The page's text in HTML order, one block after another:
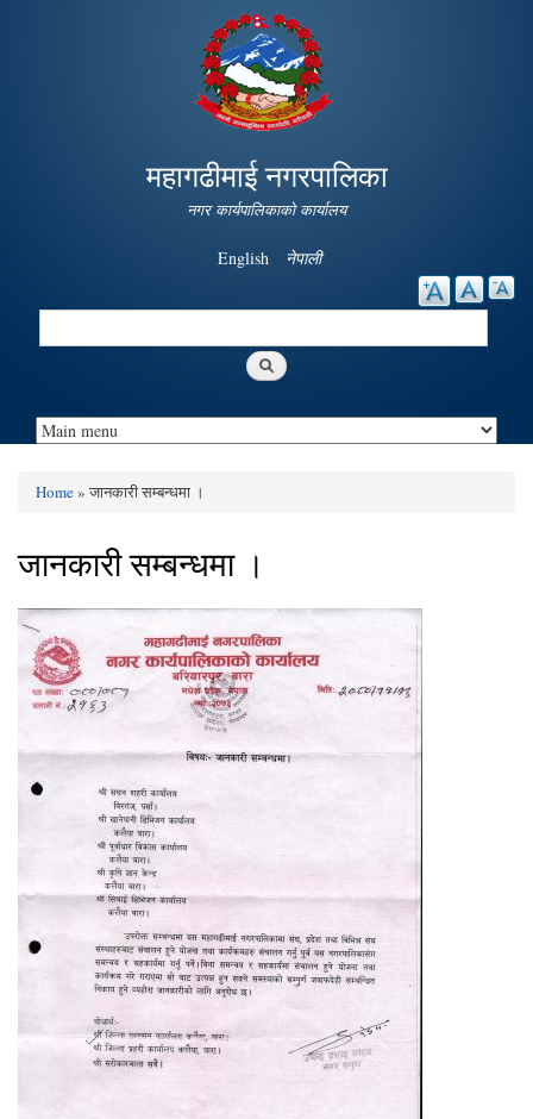
Skip to
main
content
महागढीमाई नगरपालिका
नगर कार्यपालिकाको कार्यालय
English नेपाली
Search
Home» जानकारी सम्बन्धमा ।
जानकारी सम्बन्धमा ।